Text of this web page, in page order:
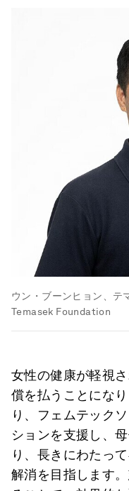
ウン・ブーンヒョン、テ
Temasek Foundation
女性の健康が軽視
償を払うことにな
り、フェムテック
ションを支援し、
り、長きにわたっ
解消を目指します